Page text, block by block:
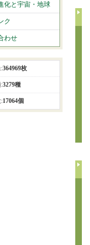
化と宇宙・地球
ク
わせ
364969枚
3279種
17064個